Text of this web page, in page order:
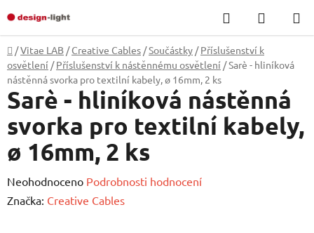
na
obsah
Hledat
KOŠÍK
Domů
/Vitae LAB / Creative Cables /Součástky / Příslušenství k
osvětlení / Příslušenství k nástěnnému osvětlení /Sarè - hliníková
nástěnná svorka pro textilní kabely, ø 16mm, 2 ks
Sarè - hliníková nástěnná
svorka pro textilní kabely,
ø 16mm, 2 ks
Průměrné
hodnocení
Neohodnoceno Podrobnosti hodnocení
Značka: Creative Cables